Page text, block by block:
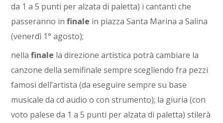
da 1 a 5 punti per alzata di paletta) i cantanti che
passeranno infinale in piazza Santa Marina a Salina
(venerdì 1° agosto);
nella finale la direzione artistica potrà cambiare la
canzone della semifinale sempre scegliendo fra pezzi
famosi dell’artista (da eseguire sempre su base
musicale da cd audio o con strumento); la giuria (con
voto palese da 1 a 5 punti per alzata di paletta) stilerà